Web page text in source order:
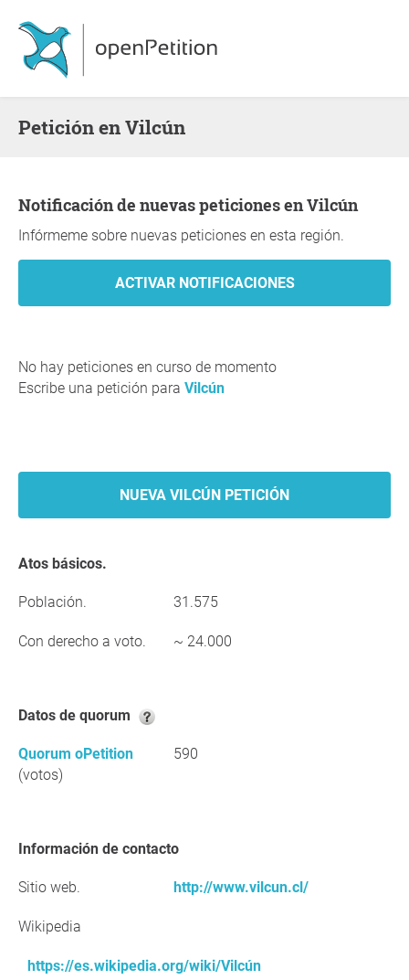
Petición en Vilcún
Notificación de nuevas peticiones en Vilcún
Infórmeme sobre nuevas peticiones en esta región.
No hay peticiones en curso de momento
Escribe una petición para Vilcún
NUEVA VILCÚN PETICIÓN
Atos básicos.
Población. 31.575
Con derecho a voto. ~ 24.000
Datos de quorum
Quorum oPetition
(votos)
590
Información de contacto
Sitio web. http://www.vilcun.cl/
Wikipedia
https://es.wikipedia.org/wiki/Vilcún